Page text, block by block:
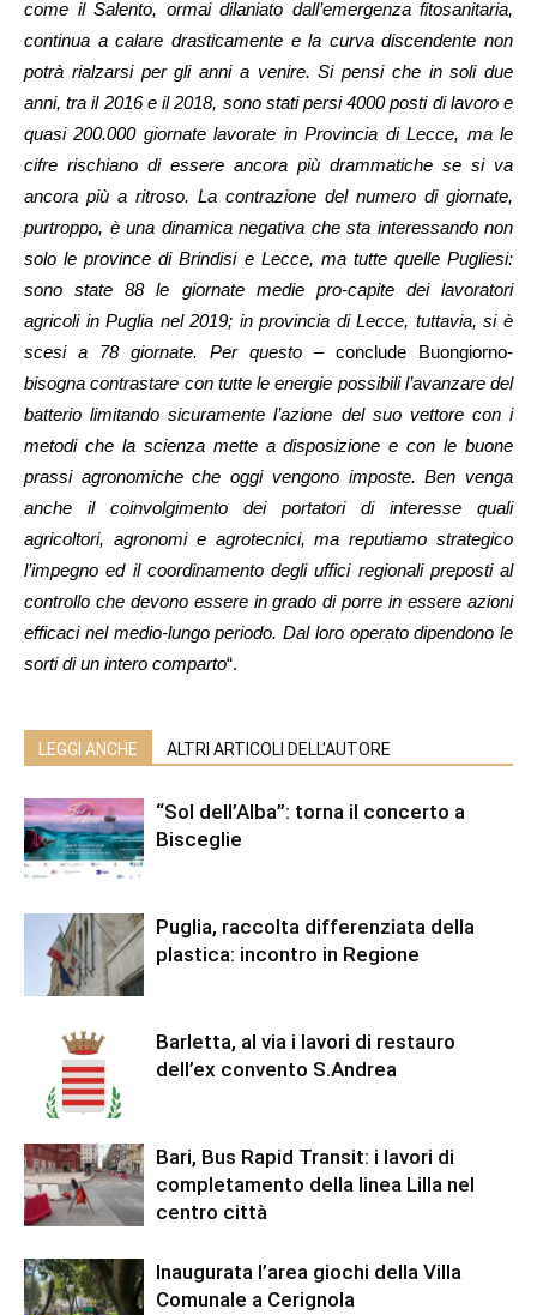
come il Salento, ormai dilaniato dall’emergenza fitosanitaria,
continua a calare drasticamente e la curva discendente non
potrà rialzarsi per gli anni a venire. Si pensi che in soli due
anni, tra il 2016 e il 2018, sono stati persi 4000 posti di lavoro e
quasi 200.000 giornate lavorate in Provincia di Lecce, ma le
cifre rischiano di essere ancora più drammatiche se si va
ancora più a ritroso. La contrazione del numero di giornate,
purtroppo, è una dinamica negativa che sta interessando non
solo le province di Brindisi e Lecce, ma tutte quelle Pugliesi:
sono state 88 le giornate medie pro-capite dei lavoratori
agricoli in Puglia nel 2019; in provincia di Lecce, tuttavia, si è
scesi a 78 giornate. Per questo – conclude Buongiorno-
bisogna contrastare con tutte le energie possibili l’avanzare del
batterio limitando sicuramente l’azione del suo vettore con i
metodi che la scienza mette a disposizione e con le buone
prassi agronomiche che oggi vengono imposte. Ben venga
anche il coinvolgimento dei portatori di interesse quali
agricoltori, agronomi e agrotecnici, ma reputiamo strategico
l’impegno ed il coordinamento degli uffici regionali preposti al
controllo che devono essere in grado di porre in essere azioni
efficaci nel medio-lungo periodo. Dal loro operato dipendono le
sorti di un intero comparto“.
LEGGI ANCHE ALTRI ARTICOLI DELL'AUTORE
“Sol dell’Alba”: torna il concerto a
Bisceglie
Puglia, raccolta differenziata della
plastica: incontro in Regione
Barletta, al via i lavori di restauro
dell’ex convento S.Andrea
Bari, Bus Rapid Transit: i lavori di
completamento della linea Lilla nel
centro città
Inaugurata l’area giochi della Villa
Comunale a Cerignola